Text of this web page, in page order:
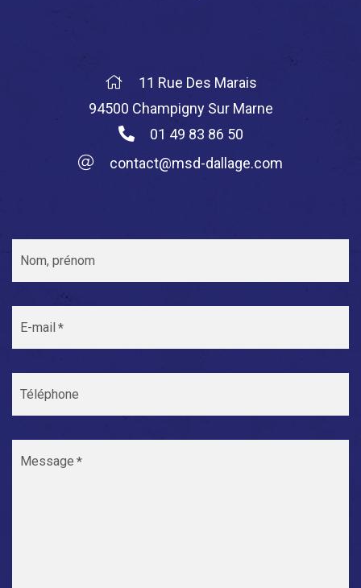
11 Rue Des Marais
94500 Champigny Sur Marne
01 49 83 86 50
contact@msd-dallage.com
Nom, prénom
E-mail
Téléphone
Message